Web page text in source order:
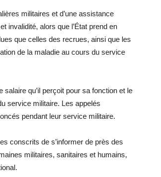
militaires et d’une assistance
invalidité, alors que l’État prend en
que celles des recrues, ainsi que les
de la maladie au cours du service
qu’il perçoit pour sa fonction et le
service militaire. Les appelés
pendant leur service militaire.
conscrits de s’informer de près des
militaires, sanitaires et humains,